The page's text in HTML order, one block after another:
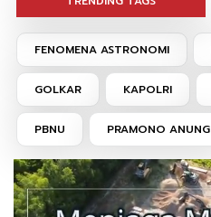
FENOMENA ASTRONOMI
GOLKAR KAPOLRI
PBNU PRAMONO ANUNG